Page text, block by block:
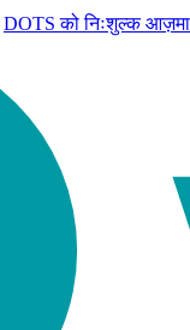
DOTS को निःशुल्क